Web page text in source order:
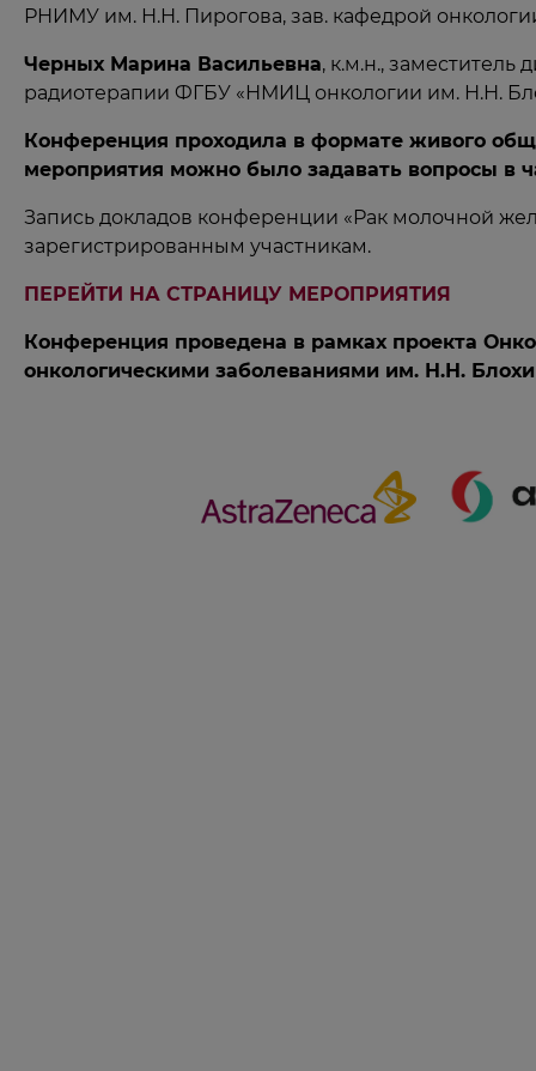
РНИМУ им. Н.Н. Пирогова, зав. кафедрой
Черных Марина Васильевна, к.м.н.,
радиотерапии ФГБУ «НМИЦ онкологии им. Н.Н.
Конференция проходила в формате живого
мероприятия можно было задавать вопросы в
Запись докладов конференции «Рак молочной
зарегистрированным участникам.
ПЕРЕЙТИ НА СТРАНИЦУ МЕРОПРИЯТИЯ
Конференция проведена в рамках проекта
онкологическими заболеваниями им. Н.Н.